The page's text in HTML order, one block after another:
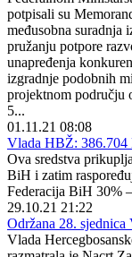
potpisali su
međusobna suradnja
pružanju potpore
unapređenja
izgradnje podobnih
projektnom području
5...
01.11.21 08:08
Vlada HBŽ: 386.704
Ova sredstva
BiH i zatim
Federacija BiH 30%
29.10.21 21:22
Održana 28. sjednica
Vlada